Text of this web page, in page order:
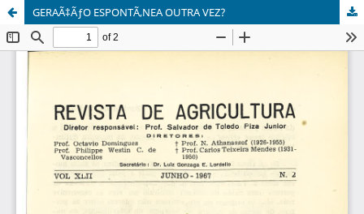
GERAÃ‡ÃƒO ESPONTÃ‚NEA OUTRA VEZ?